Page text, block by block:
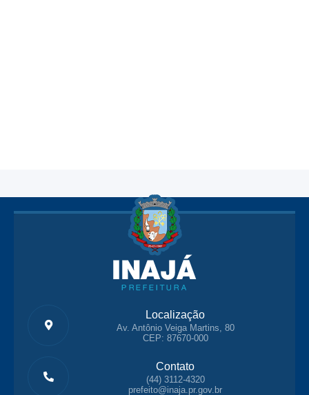
Localização
Av. Antônio Veiga Martins, 80
CEP: 87670-000
Contato
(44) 3112-4320
prefeito@inaja.pr.gov.br